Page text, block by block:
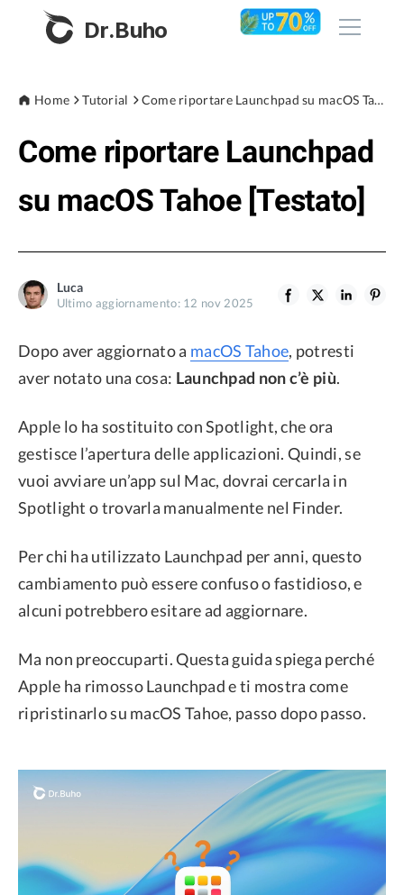
Dr.Buho
Prodotti
BuhoCleaner
BuhoRepair
BuhoNTFS
BuhoBarX
BuhoLaunchpad
Negozio
Privacy
Termini
Refund Policy
Home Tutorial Come riportare Launchpad su macOS Tahoe [Testato]
Come riportare Launchpad
su macOS Tahoe [Testato]
Luca
Ultimo aggiornamento: 12 nov 2025
Dopo aver aggiornato a macOS Tahoe, potresti
aver notato una cosa: Launchpad non c’è più.
Apple lo ha sostituito con Spotlight, che ora
gestisce l’apertura delle applicazioni. Quindi, se
vuoi avviare un’app sul Mac, dovrai cercarla in
Spotlight o trovarla manualmente nel Finder.
Per chi ha utilizzato Launchpad per anni, questo
cambiamento può essere confuso o fastidioso, e
alcuni potrebbero esitare ad aggiornare.
Ma non preoccuparti. Questa guida spiega perché
Apple ha rimosso Launchpad e ti mostra come
ripristinarlo su macOS Tahoe, passo dopo passo.